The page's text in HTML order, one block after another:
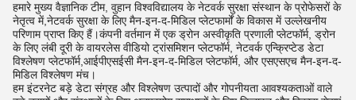
हमारे मुख्य वैज्ञानिक टीम, वुहान विश्वविद्यालय के नेटवर्क सुरक्षा संस्थान के प्रोफेसरों के
नेतृत्व में,नेटवर्क सुरक्षा के लिए मैन-इन-द-मिडिल प्लेटफार्मों के विकास में उल्लेखनीय
परिणाम प्राप्त किए हैं।कंपनी वर्तमान में एक ड्रोन अस्वीकृति प्रणाली प्लेटफॉर्म, ड्रोन
के लिए लंबी दूरी के वायरलेस वीडियो ट्रांसमिशन प्लेटफॉर्म, नेटवर्क एन्क्रिप्टेड डेटा
विश्लेषण प्लेटफॉर्म,आईपीएसईसी मैन-इन-द-मिडिल प्लेटफॉर्म, और एसएसएच मैन-इन-द-
मिडिल विश्लेषण मंच।
हम इंटरनेट बड़े डेटा संग्रह और विश्लेषण उत्पादों और गोपनीयता आवश्यकताओं वाले